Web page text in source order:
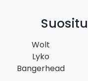
Wolt
Lyko
Bangerhead